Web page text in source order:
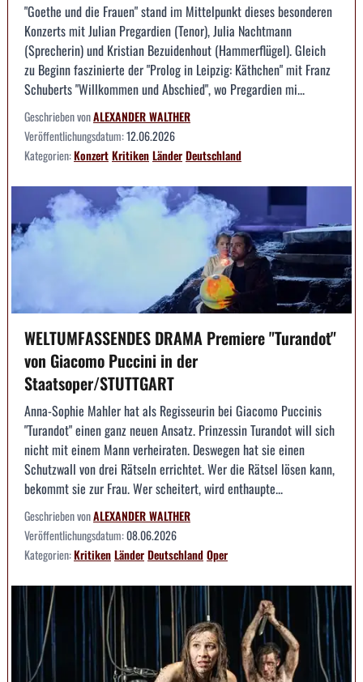
"Goethe und die Frauen" stand im Mittelpunkt dieses besonderen
Konzerts mit Julian Pregardien (Tenor), Julia Nachtmann
(Sprecherin) und Kristian Bezuidenhout (Hammerflügel). Gleich
zu Beginn faszinierte der "Prolog in Leipzig: Käthchen" mit Franz
Schuberts "Willkommen und Abschied", wo Pregardien mi...
Geschrieben vonALEXANDER WALTHER
Veröffentlichungsdatum:12.06.2026
Kategorien:KonzertKritikenLänderDeutschland
WELTUMFASSENDES DRAMA Premiere "Turandot"
von Giacomo Puccini in der
Staatsoper/STUTTGART
Anna-Sophie Mahler hat als Regisseurin bei Giacomo Puccinis
"Turandot" einen ganz neuen Ansatz. Prinzessin Turandot will sich
nicht mit einem Mann verheiraten. Deswegen hat sie einen
Schutzwall von drei Rätseln errichtet. Wer die Rätsel lösen kann,
bekommt sie zur Frau. Wer scheitert, wird enthaupte...
Geschrieben vonALEXANDER WALTHER
Veröffentlichungsdatum:08.06.2026
Kategorien:KritikenLänderDeutschlandOper